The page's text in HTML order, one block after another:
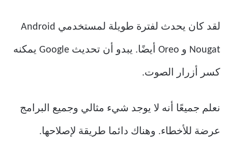
لقد كان يحدث لفترة طويلة لمستخدمي Android
Nougat و Oreo أيضًا. يبدو أن تحديث Google يمكنه
كسر أزرار الصوت.
نعلم جميعًا أنه لا يوجد شيء مثالي وجميع البرامج
عرضة للأخطاء. وهناك دائما طريقة لإصلاحها.